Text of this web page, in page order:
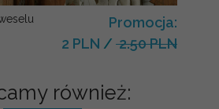
Promocja:
2 PLN / 2.50 PLN
również: